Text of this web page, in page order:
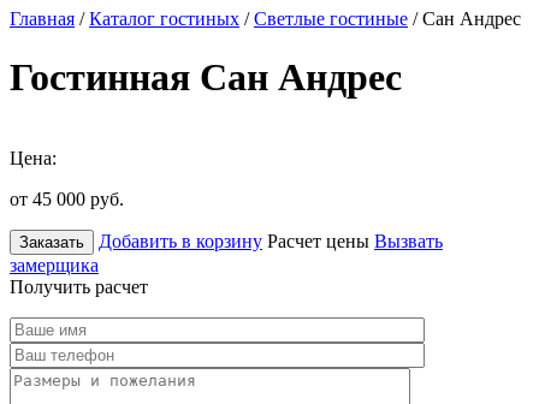
Главная /Каталог гостиных /Светлые гостиные / Сан Андрес
Гостинная Сан Андрес
Цена:
от 45 000 руб.
Заказать Добавить в корзину Расчет цены Вызвать
замерщика
Получить расчет